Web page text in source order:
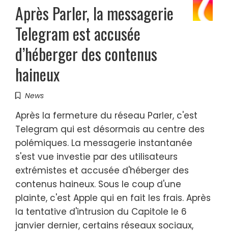
Après Parler, la messagerie
Telegram est accusée
d’héberger des contenus
haineux
News
Après la fermeture du réseau Parler, c'est
Telegram qui est désormais au centre des
polémiques. La messagerie instantanée
s'est vue investie par des utilisateurs
extrémistes et accusée d'héberger des
contenus haineux. Sous le coup d'une
plainte, c'est Apple qui en fait les frais. Après
la tentative d'intrusion du Capitole le 6
janvier dernier, certains réseaux sociaux,